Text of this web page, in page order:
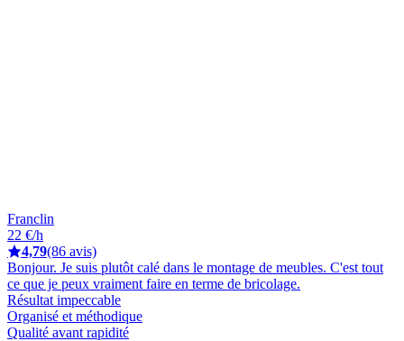
Franclin
22 €/h
4,79(86 avis)
Bonjour. Je suis plutôt calé dans le montage de meubles. C'est tout
ce que je peux vraiment faire en terme de bricolage.
Résultat impeccable
Organisé et méthodique
Qualité avant rapidité